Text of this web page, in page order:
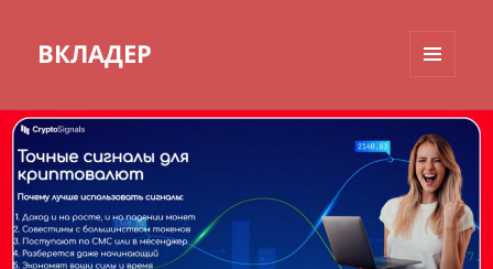
ВКЛАДЕР
ВИДЖЕТЫ